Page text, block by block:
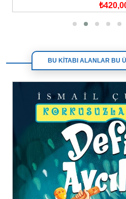
₺98,00
BU KİTABI ALANLAR BU